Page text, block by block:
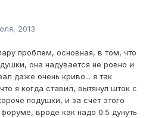
2013
проблем, основная, в том, что
она надувается не ровно и
даже очень криво... я так
я когда ставил, вытянул шток с
подушки, и за счет этого
вроде как надо 0.5 дунуть